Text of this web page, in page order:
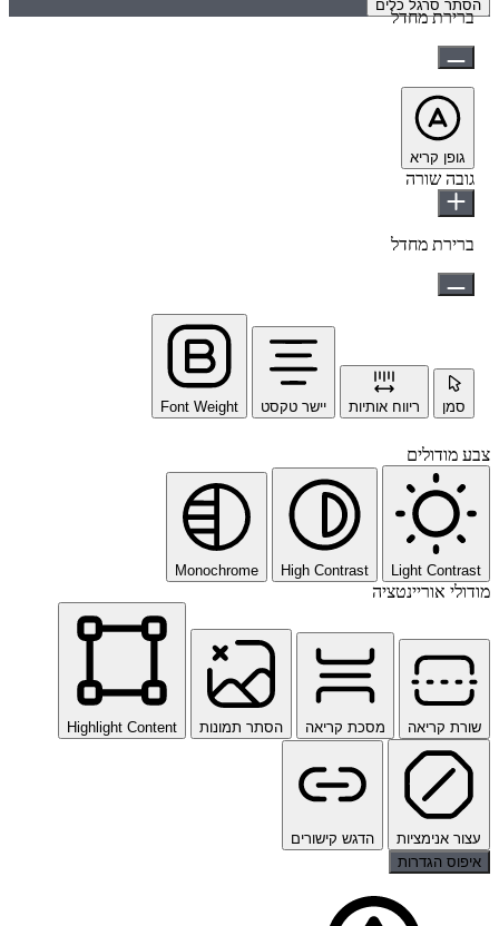
הסתר סרגל כלים
ברירת מחדל
גופן קריא
גובה שורה
ברירת מחדל
סמן ריווח אותיות יישר טקסט Font Weight
צבע מודולים
Light Contrast
High Contrast
Monochrome
מודולי אוריינטציה
שורת קריאה מסכת קריאה הסתר תמונות Highlight Content
עצור אנימציות
הדגש קישורים
איפוס הגדרות